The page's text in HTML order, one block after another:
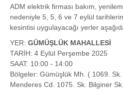
ADM elektrik firması bakım,
nedeniyle 5, 5, 6 ve 7 eylül
kesintisi uygulayacağı yerler
YER: GÜMÜŞLÜK MAHALLESİ
TARİH: 4 Eylül Perşembe 2025
SAAT: 10:00 - 14:00
Bölgeler: Gümüşlük Mh. ( 1069.
Menderes Cd. 1075. Sk. Bilginer